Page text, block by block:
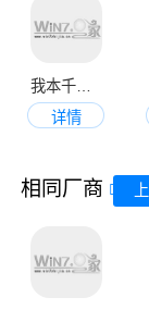
我本千金手机版
详情
相同厂商